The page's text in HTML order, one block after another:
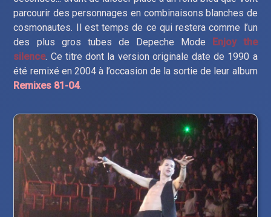
parcourir des personnages en combinaisons blanches de
cosmonautes. Il est temps de ce qui restera comme l’un
des plus gros tubes de Depeche Mode Enjoy the
silence. Ce titre dont la version originale date de 1990 a
été remixé en 2004 à l’occasion de la sortie de leur album
Remixes 81-04.